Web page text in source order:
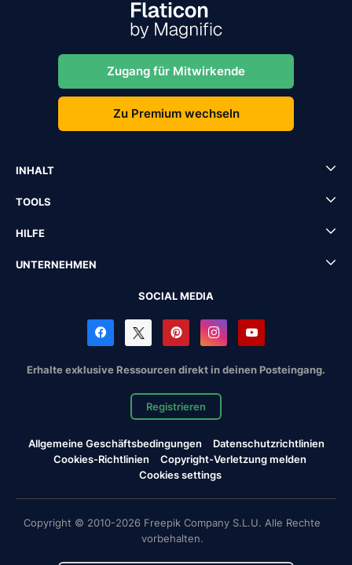
Zugang für Mitwirkende
Zu Premium wechseln
INHALT
TOOLS
HILFE
UNTERNEHMEN
SOCIAL MEDIA
Erhalte exklusive Ressourcen direkt in deinen Posteingang.
Registrieren
Allgemeine Geschäftsbedingungen
Datenschutzrichtlinien
Cookies-Richtlinien
Copyright-Verletzung melden
Cookies settings
Copyright © 2010-2026 Freepik Company S.L.U. Alle Rechte
vorbehalten.